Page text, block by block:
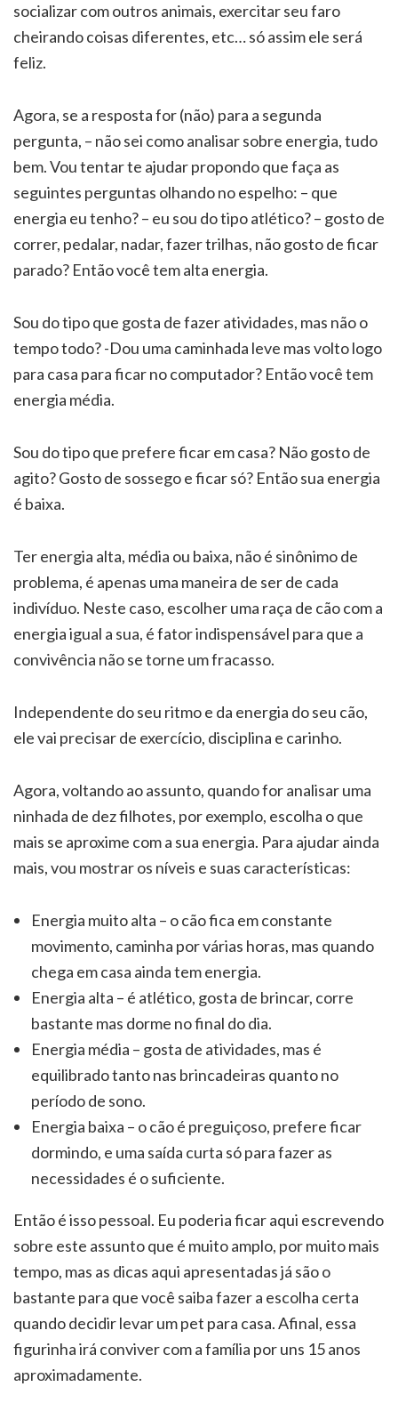
socializar com outros animais, exercitar seu faro
cheirando coisas diferentes, etc… só assim ele será
feliz.
Agora, se a resposta for (não) para a segunda
pergunta, – não sei como analisar sobre energia, tudo
bem. Vou tentar te ajudar propondo que faça as
seguintes perguntas olhando no espelho: – que
energia eu tenho? – eu sou do tipo atlético? – gosto de
correr, pedalar, nadar, fazer trilhas, não gosto de ficar
parado? Então você tem alta energia.
Sou do tipo que gosta de fazer atividades, mas não o
tempo todo? -Dou uma caminhada leve mas volto logo
para casa para ficar no computador? Então você tem
energia média.
Sou do tipo que prefere ficar em casa? Não gosto de
agito? Gosto de sossego e ficar só? Então sua energia
é baixa.
Ter energia alta, média ou baixa, não é sinônimo de
problema, é apenas uma maneira de ser de cada
indivíduo. Neste caso, escolher uma raça de cão com a
energia igual a sua, é fator indispensável para que a
convivência não se torne um fracasso.
Independente do seu ritmo e da energia do seu cão,
ele vai precisar de exercício, disciplina e carinho.
Agora, voltando ao assunto, quando for analisar uma
ninhada de dez filhotes, por exemplo, escolha o que
mais se aproxime com a sua energia. Para ajudar ainda
mais, vou mostrar os níveis e suas características:
Energia muito alta – o cão fica em constante
movimento, caminha por várias horas, mas quando
chega em casa ainda tem energia.
Energia alta – é atlético, gosta de brincar, corre
bastante mas dorme no final do dia.
Energia média – gosta de atividades, mas é
equilibrado tanto nas brincadeiras quanto no
período de sono.
Energia baixa – o cão é preguiçoso, prefere ficar
dormindo, e uma saída curta só para fazer as
necessidades é o suficiente.
Então é isso pessoal. Eu poderia ficar aqui escrevendo
sobre este assunto que é muito amplo, por muito mais
tempo, mas as dicas aqui apresentadas já são o
bastante para que você saiba fazer a escolha certa
quando decidir levar um pet para casa. Afinal, essa
figurinha irá conviver com a família por uns 15 anos
aproximadamente.